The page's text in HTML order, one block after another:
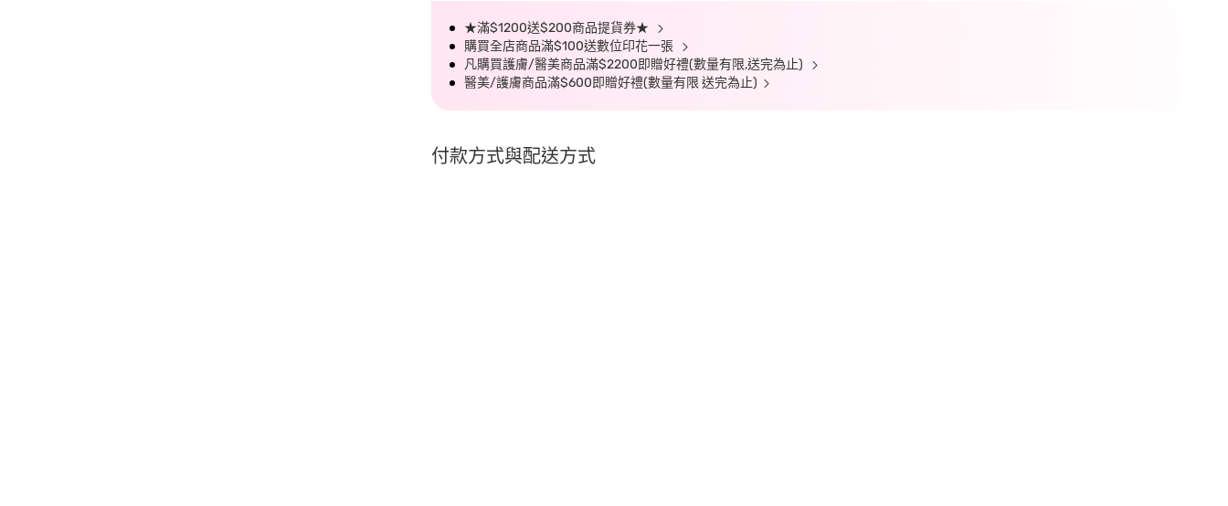
★滿$1200送$200商品提貨券★
購買全店商品滿$100送數位印花一張
凡購買護膚/醫美商品滿$2200即贈好禮(數量有限,送完為止)
醫美/護膚商品滿$600即贈好禮(數量有限 送完為止)
付款方式與配送方式